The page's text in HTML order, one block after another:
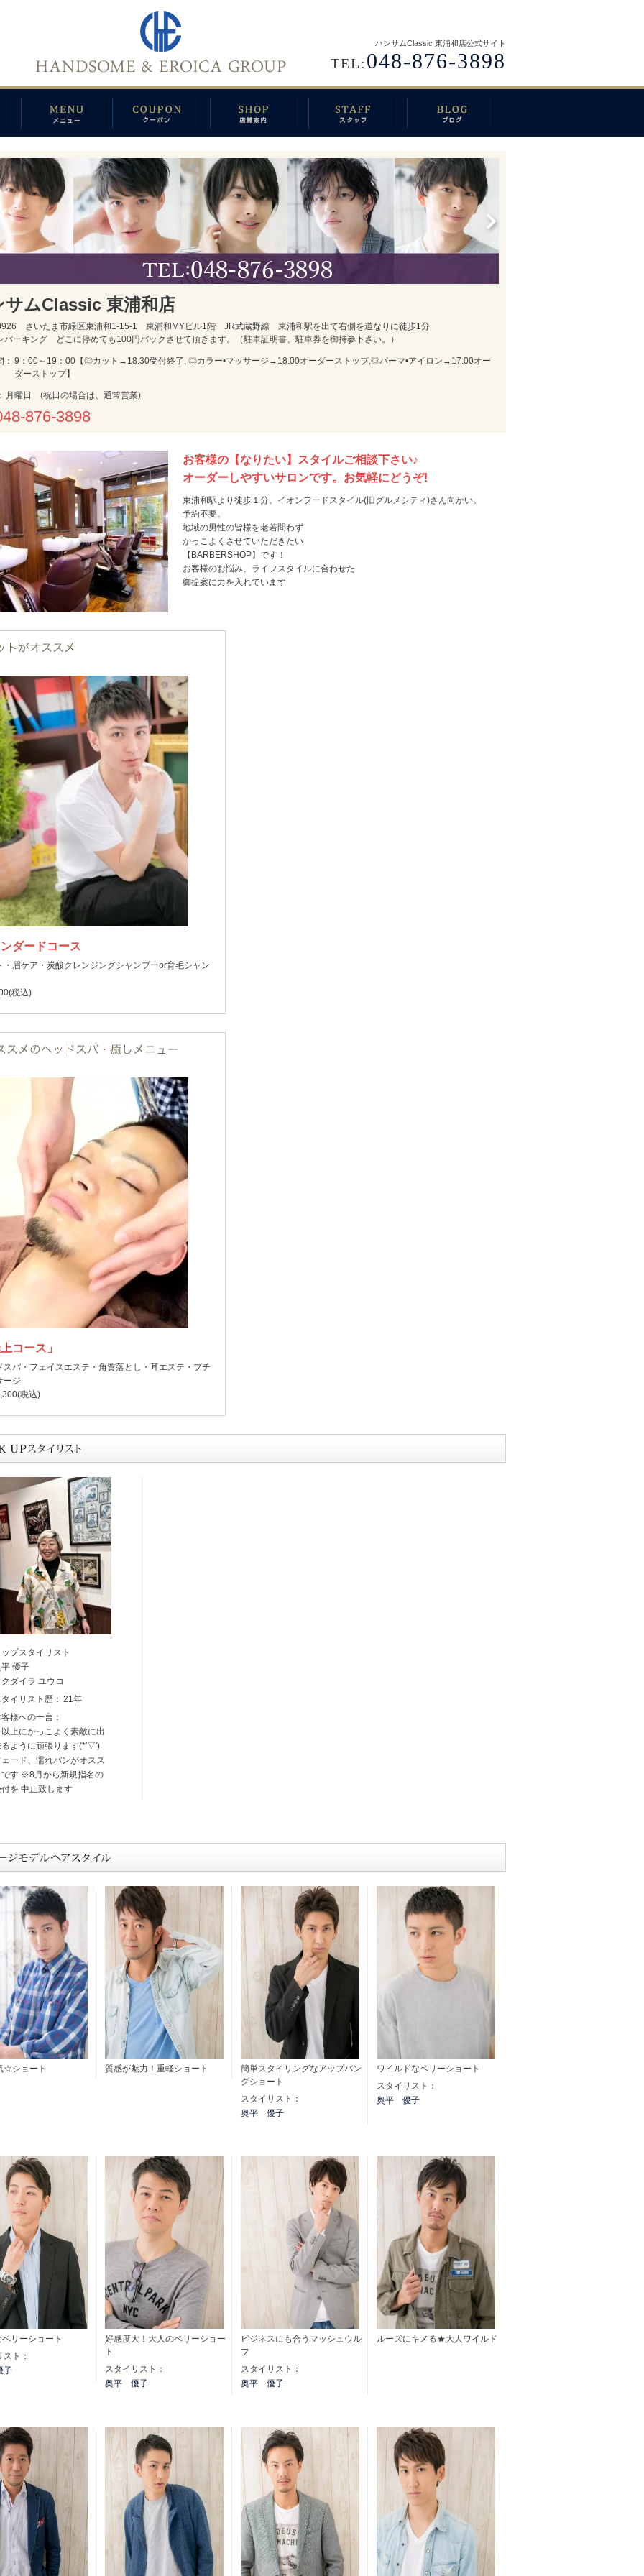
ハンサムClassic 東浦和店公式サイト
TEL: 048-876-3898
サムClassic 東浦和店
さいたま市緑区東浦和1-15-1 東浦和MYビル1階 JR武蔵野線 東浦和駅を出て右側を道なりに徒歩1分
ーキング どこに停めても100円バックさせて頂きます。（駐車証明書、駐車券を御持参下さい。）
9：00～19：00【◎カット→18:30受付終了, ◎カラー•マッサージ→18:00オーダーストップ,◎パーマ•アイロン→17:00オー
ダーストップ】
月曜日 (祝日の場合は、通常営業)
876-3898
お客様の【なりたい】スタイルご相談下さい♪
オーダーしやすいサロンです。お気軽にどうぞ!
東浦和駅より徒歩１分。イオンフードスタイル(旧グルメシティ)さん向かい。
予約不要。
地域の男性の皆様を老若問わず
かっこよくさせていただきたい
【BARBERSHOP】です！
お客様のお悩み、ライフスタイルに合わせた
御提案に力を入れています
ダードコース
・眉ケア・炭酸クレンジングシャンプーor育毛シャン
税込)
コース」
スパ・フェイスエステ・角質落とし・耳エステ・プチ
ージ
税込)
プスタイリスト
優子
ダイラ ユウコ
イリスト歴： 21年
様への一言：
上にかっこよく素敵に出
るように頑張ります(*'▽')
ード、濡れパンがオスス
です ※8月から新規指名の
を 中止致します
☆ショート 質感が魅力！重軽ショート
簡単スタイリングなアップバン
グショート
スタイリスト：
奥平 優子
ワイルドなベリーショート
スタイリスト：
奥平 優子
リーショート
ト：
子
好感度大！大人のベリーショー
ト
スタイリスト：
奥平 優子
ビジネスにも合うマッシュウル
フ
スタイリスト：
奥平 優子
ルーズにキメる★大人ワイルド